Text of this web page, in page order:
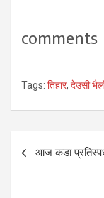
comments
Tags: तिहार, देउसी
Post
navigation
आज कडा